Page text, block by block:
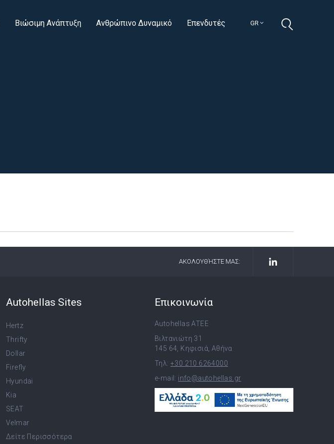
GR
Βιώσιμη Ανάπτυξη Ανθρώπινο Δυναμικό Επενδυτές
ΑΚΟΛΟΥΘΉΣΤΕ ΜΑΣ:
Autohellas Sites
Hertz
Thrifty
Dollar
Firefly
Hyundai
Kia
SEAT
Velmar
Δείτε Περισσότερα
Επικοινωνία
Autohellas ATEE
Βιλτανιώτη 31
145 64, Κηφισιά, Αθήνα
Τηλ: +30 210 6264000
e-mail: info@autohellas.gr